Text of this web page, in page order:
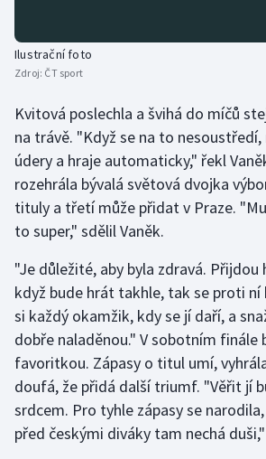
Ilustrační foto
Zdroj: ČT sport
Kvitová poslechla a švihá do míčů
na trávě. "Když se na to
údery a hraje automaticky," řekl
rozehrála bývalá světová dvojka
tituly a třetí může přidat v Praze.
to super," sdělil Vaněk.
"Je důležité, aby byla zdravá. Přijdou
když bude hrát takhle, tak se proti ní
si každý okamžik, kdy se jí daří, a
dobře naladěnou." V sobotním finále
favoritkou. Zápasy o titul umí,
doufá, že přidá další triumf. "Věřit jí
srdcem. Pro tyhle zápasy se
před českými diváky tam nechá